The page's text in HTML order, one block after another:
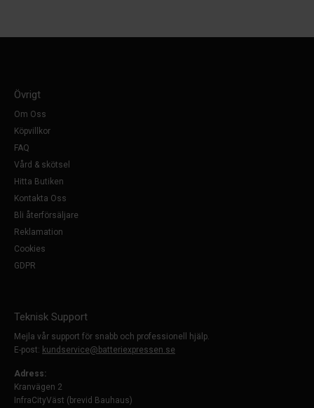
Övrigt
Om Oss
Köpvillkor
FAQ
Vård & skötsel
Hitta Butiken
Kontakta Oss
Bli återförsäljare
Reklamation
Cookies
GDPR
Teknisk Support
Mejla vår support för snabb och professionell hjälp.
E-post: kundservice@batteriexpressen.se
Adress:
Kranvägen 2
InfraCityVäst (brevid Bauhaus)